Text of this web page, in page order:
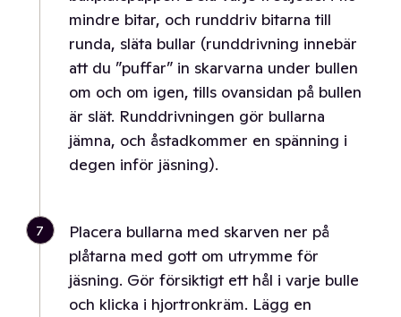
mindre bitar, och runddriv bitarna till
runda, släta bullar (runddrivning innebär
att du ”puffar” in skarvarna under bullen
om och om igen, tills ovansidan på bullen
är slät. Runddrivningen gör bullarna
jämna, och åstadkommer en spänning i
degen inför jäsning).
7
Placera bullarna med skarven ner på
plåtarna med gott om utrymme för
jäsning. Gör försiktigt ett hål i varje bulle
och klicka i hjortronkräm. Lägg en